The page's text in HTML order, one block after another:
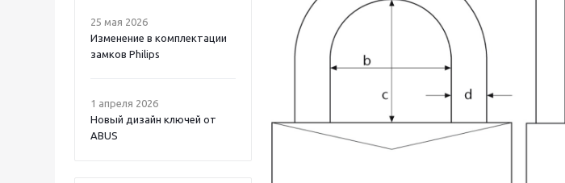
25 мая 2026
Изменение в комплектации
замков Philips
1 апреля 2026
Новый дизайн ключей от
ABUS